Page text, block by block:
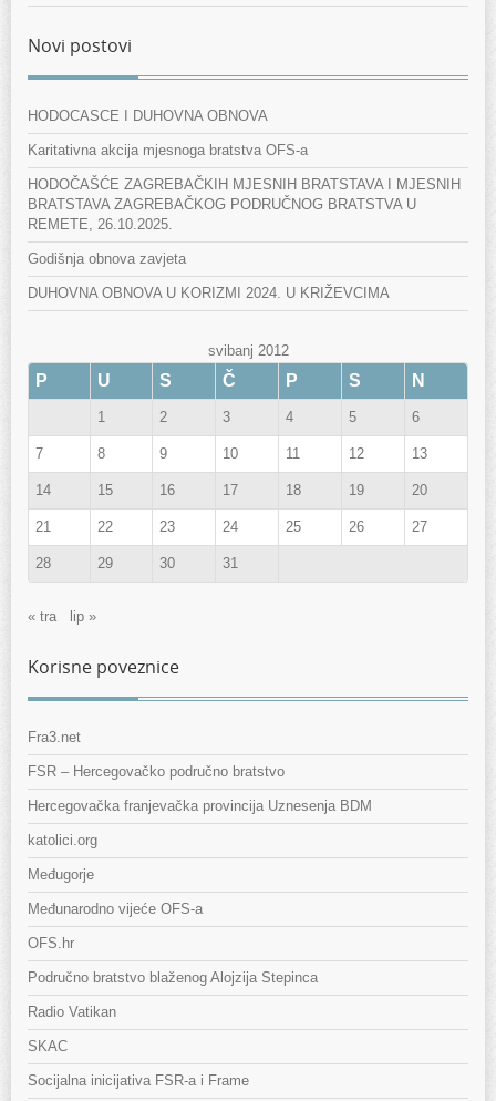
Novi postovi
HODOCASCE I DUHOVNA OBNOVA
Karitativna akcija mjesnoga bratstva OFS-a
HODOČAŠĆE ZAGREBAČKIH MJESNIH BRATSTAVA I MJESNIH
BRATSTAVA ZAGREBAČKOG PODRUČNOG BRATSTVA U
REMETE, 26.10.2025.
Godišnja obnova zavjeta
DUHOVNA OBNOVA U KORIZMI 2024. U KRIŽEVCIMA
svibanj 2012
P U S Č P S N
1 2 3 4 5 6
7 8 9 10 11 12 13
14 15 16 17 18 19 20
21 22 23 24 25 26 27
28 29 30 31
« tra lip »
Korisne poveznice
Fra3.net
FSR – Hercegovačko područno bratstvo
Hercegovačka franjevačka provincija Uznesenja BDM
katolici.org
Međugorje
Međunarodno vijeće OFS-a
OFS.hr
Područno bratstvo blaženog Alojzija Stepinca
Radio Vatikan
SKAC
Socijalna inicijativa FSR-a i Frame